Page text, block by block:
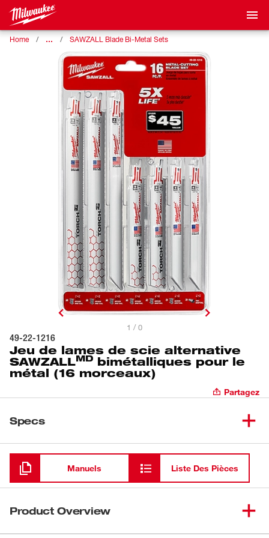
Home … SAWZALL Blade Bi-Metal Sets
1 / 0
49-22-1216
Jeu de lames de scie alternative
SAWZALLMD bimétalliques pour le
métal (16 morceaux)
Partagez
Specs
Chargement
Manuels Liste Des Pièces
Product Overview